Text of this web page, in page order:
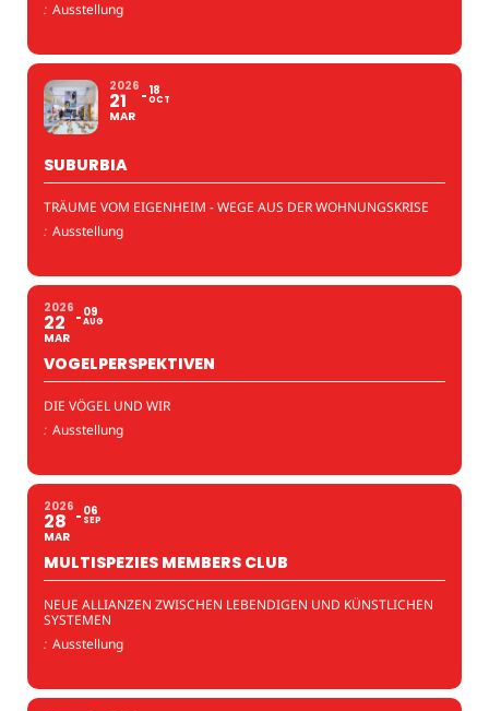
: Ausstellung
2026
21
MAR
18
OCT
SUBURBIA
TRÄUME VOM EIGENHEIM - WEGE AUS DER WOHNUNGSKRISE
: Ausstellung
2026
22
MAR
09
AUG
VOGELPERSPEKTIVEN
DIE VÖGEL UND WIR
: Ausstellung
2026
28
MAR
06
SEP
MULTISPEZIES MEMBERS CLUB
NEUE ALLIANZEN ZWISCHEN LEBENDIGEN UND KÜNSTLICHEN
SYSTEMEN
: Ausstellung